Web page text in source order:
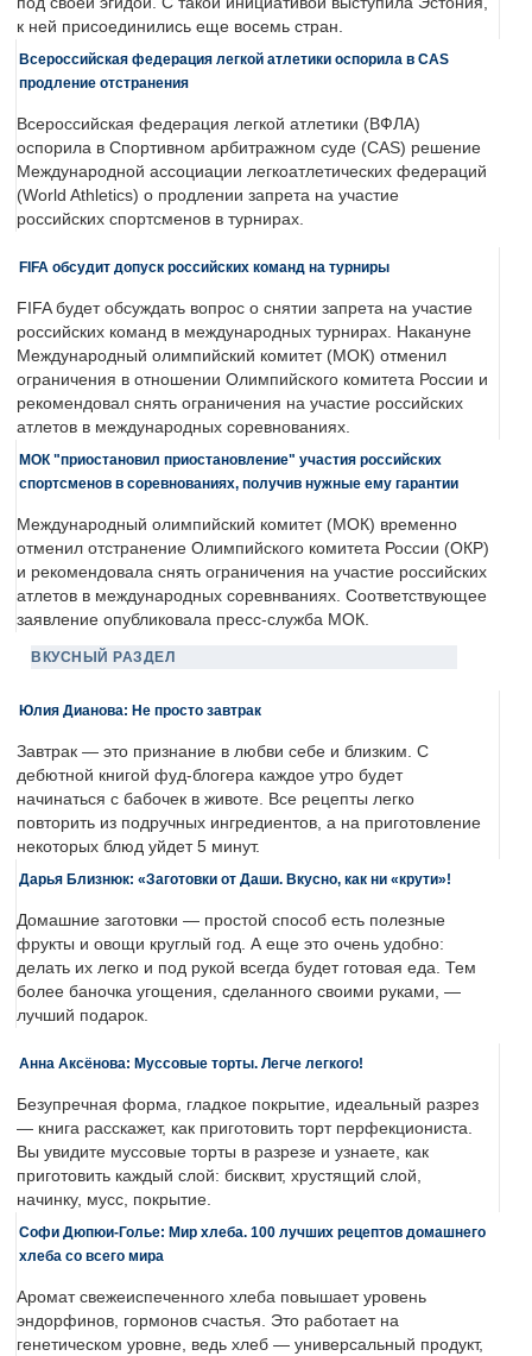
к ней присоединились еще восемь стран.
Всероссийская федерация легкой атлетики оспорила в CAS
продление отстранения
Всероссийская федерация легкой атлетики (ВФЛА)
оспорила в Спортивном арбитражном суде (CAS) решение
Международной ассоциации легкоатлетических федераций
(World Athletics) о продлении запрета на участие
российских спортсменов в турнирах.
FIFA обсудит допуск российских команд на турниры
FIFA будет обсуждать вопрос о снятии запрета на участие
российских команд в международных турнирах. Накануне
Международный олимпийский комитет (МОК) отменил
ограничения в отношении Олимпийского комитета России и
рекомендовал снять ограничения на участие российских
атлетов в международных соревнованиях.
МОК "приостановил приостановление" участия российских
спортсменов в соревнованиях, получив нужные ему гарантии
Международный олимпийский комитет (МОК) временно
отменил отстранение Олимпийского комитета России (ОКР)
и рекомендовала снять ограничения на участие российских
атлетов в международных соревнваниях. Соответствующее
заявление опубликовала пресс-служба МОК.
ВКУСНЫЙ РАЗДЕЛ
Юлия Дианова: Не просто завтрак
Завтрак — это признание в любви себе и близким. С
дебютной книгой фуд-блогера каждое утро будет
начинаться с бабочек в животе. Все рецепты легко
повторить из подручных ингредиентов, а на приготовление
некоторых блюд уйдет 5 минут.
Дарья Близнюк: «Заготовки от Даши. Вкусно, как ни «крути»!
Домашние заготовки — простой способ есть полезные
фрукты и овощи круглый год. А еще это очень удобно:
делать их легко и под рукой всегда будет готовая еда. Тем
более баночка угощения, сделанного своими руками, —
лучший подарок.
Анна Аксёнова: Муссовые торты. Легче легкого!
Безупречная форма, гладкое покрытие, идеальный разрез
— книга расскажет, как приготовить торт перфекциониста.
Вы увидите муссовые торты в разрезе и узнаете, как
приготовить каждый слой: бисквит, хрустящий слой,
начинку, мусс, покрытие.
Софи Дюпюи-Голье: Мир хлеба. 100 лучших рецептов домашнего
хлеба со всего мира
Аромат свежеиспеченного хлеба повышает уровень
эндорфинов, гормонов счастья. Это работает на
генетическом уровне, ведь хлеб — универсальный продукт,